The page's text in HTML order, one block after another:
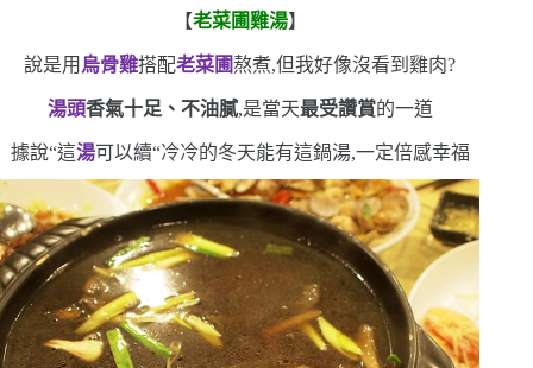
【老菜圃雞湯】
說是用 烏骨雞搭配老菜圃熬煮,但我好像沒看到雞肉?
湯頭香氣十足、不油膩,是當天最受讚賞的一道
據說“這湯可以續“冷冷的冬天能有這鍋湯,一定倍感幸福